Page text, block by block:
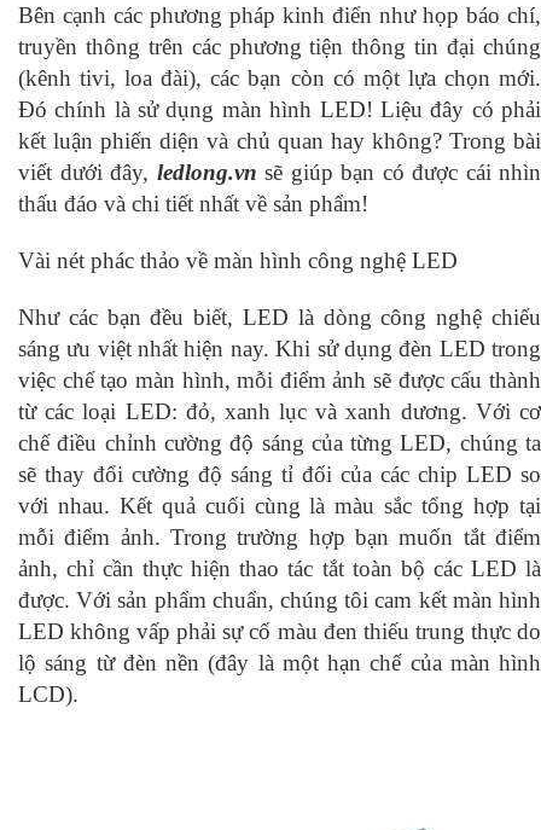
Bên cạnh các phương pháp kinh điển như họp báo chí,
truyền thông trên các phương tiện thông tin đại chúng
(kênh tivi, loa đài), các bạn còn có một lựa chọn mới.
Đó chính là sử dụng màn hình LED! Liệu đây có phải
kết luận phiến diện và chủ quan hay không? Trong bài
viết dưới đây, ledlong.vn sẽ giúp bạn có được cái nhìn
thấu đáo và chi tiết nhất về sản phẩm!
Vài nét phác thảo về màn hình công nghệ LED
Như các bạn đều biết, LED là dòng công nghệ chiếu
sáng ưu việt nhất hiện nay. Khi sử dụng đèn LED trong
việc chế tạo màn hình, mỗi điểm ảnh sẽ được cấu thành
từ các loại LED: đỏ, xanh lục và xanh dương. Với cơ
chế điều chỉnh cường độ sáng của từng LED, chúng ta
sẽ thay đổi cường độ sáng tỉ đối của các chip LED so
với nhau. Kết quả cuối cùng là màu sắc tổng hợp tại
mỗi điểm ảnh. Trong trường hợp bạn muốn tắt điểm
ảnh, chỉ cần thực hiện thao tác tắt toàn bộ các LED là
được. Với sản phẩm chuẩn, chúng tôi cam kết màn hình
LED không vấp phải sự cố màu đen thiếu trung thực do
lộ sáng từ đèn nền (đây là một hạn chế của màn hình
LCD).